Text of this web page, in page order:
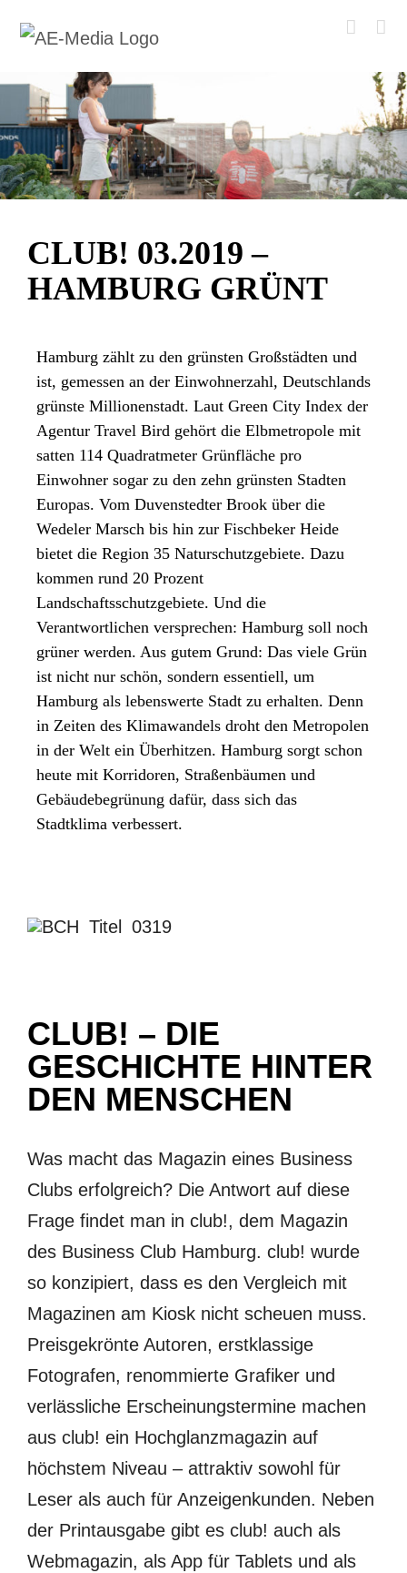
Inhalt
CLUB! 03.2019 –
HAMBURG GRÜNT
Hamburg zählt zu den grünsten Großstädten und
ist, gemessen an der Einwohnerzahl, Deutschlands
grünste Millionenstadt. Laut Green City Index der
Agentur Travel Bird gehört die Elbmetropole mit
satten 114 Quadratmeter Grünfläche pro
Einwohner sogar zu den zehn grünsten Stadten
Europas. Vom Duvenstedter Brook über die
Wedeler Marsch bis hin zur Fischbeker Heide
bietet die Region 35 Naturschutzgebiete. Dazu
kommen rund 20 Prozent
Landschaftsschutzgebiete. Und die
Verantwortlichen versprechen: Hamburg soll noch
grüner werden. Aus gutem Grund: Das viele Grün
ist nicht nur schön, sondern essentiell, um
Hamburg als lebenswerte Stadt zu erhalten. Denn
in Zeiten des Klimawandels droht den Metropolen
in der Welt ein Überhitzen. Hamburg sorgt schon
heute mit Korridoren, Straßenbäumen und
Gebäudebegrünung dafür, dass sich das
Stadtklima verbessert.
CLUB! – DIE
GESCHICHTE HINTER
DEN MENSCHEN
Was macht das Magazin eines Business
Clubs erfolgreich? Die Antwort auf diese
Frage findet man in club!, dem Magazin
des Business Club Hamburg. club! wurde
so konzipiert, dass es den Vergleich mit
Magazinen am Kiosk nicht scheuen muss.
Preisgekrönte Autoren, erstklassige
Fotografen, renommierte Grafiker und
verlässliche Erscheinungstermine machen
aus club! ein Hochglanzmagazin auf
höchstem Niveau – attraktiv sowohl für
Leser als auch für Anzeigenkunden. Neben
der Printausgabe gibt es club! auch als
Webmagazin, als App für Tablets und als